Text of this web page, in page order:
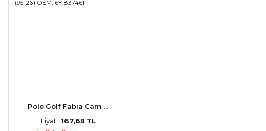
Polo Golf Fabia Cam ...
Fiyat : 167,69 TL